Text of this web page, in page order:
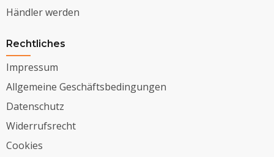
Händler werden
Rechtliches
Impressum
Allgemeine Geschäftsbedingungen
Datenschutz
Widerrufsrecht
Cookies